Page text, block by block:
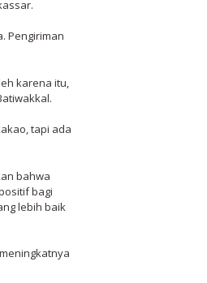
Pengiriman
karena itu,
tapi ada
bahwa
bagi
lebih baik